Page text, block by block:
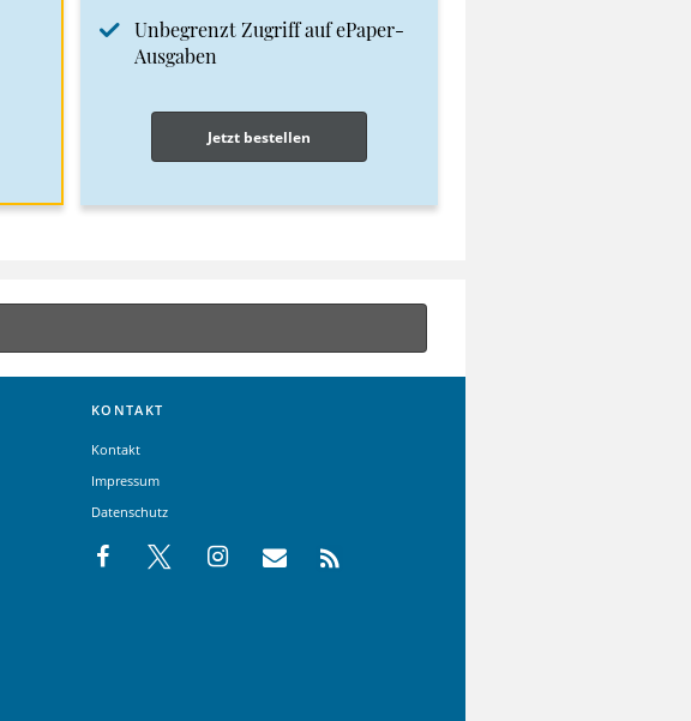
Unbegrenzt Zugriff auf ePaper-
Ausgaben
Jetzt bestellen
KONTAKT
Kontakt
Impressum
Datenschutz